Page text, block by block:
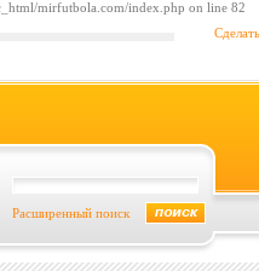
mirfutbola.com/index.php on line 82
Расширенный поиск